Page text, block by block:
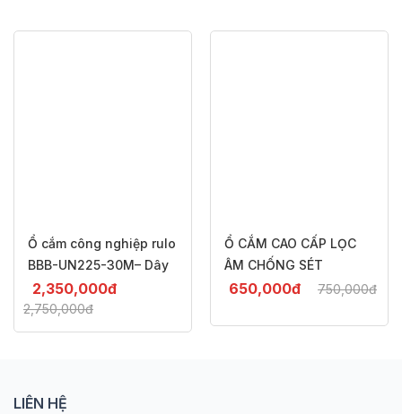
-15%
Ổ cắm công nghiệp rulo
BBB-UN225-30M– Dây
dài 30m, chịu tải
4500W
2,350,000đ
2,750,000đ
-13%
Ổ CẮM CAO CẤP LỌC
ÂM CHỐNG SÉT
TOSHINO TIS315 DÀI
650,000đ 750,000đ
LIÊN HỆ